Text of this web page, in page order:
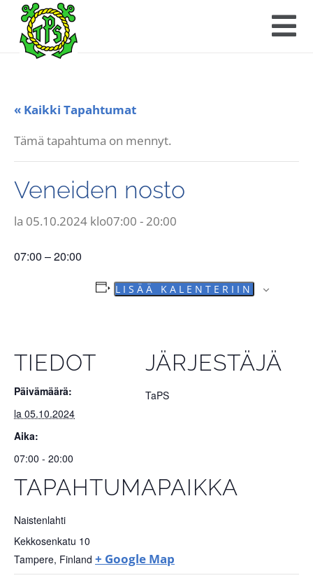
« Kaikki Tapahtumat
Tämä tapahtuma on mennyt.
Veneiden nosto
la 05.10.2024 klo07:00 - 20:00
07:00 – 20:00
LISÄÄ KALENTERIIN
TIEDOT
Päivämäärä:
la 05.10.2024
Aika:
07:00 - 20:00
TAPAHTUMAPAIKKA
Naistenlahti
Kekkosenkatu 10
Tampere, Finland + Google Map
JÄRJESTÄJÄ
TaPS